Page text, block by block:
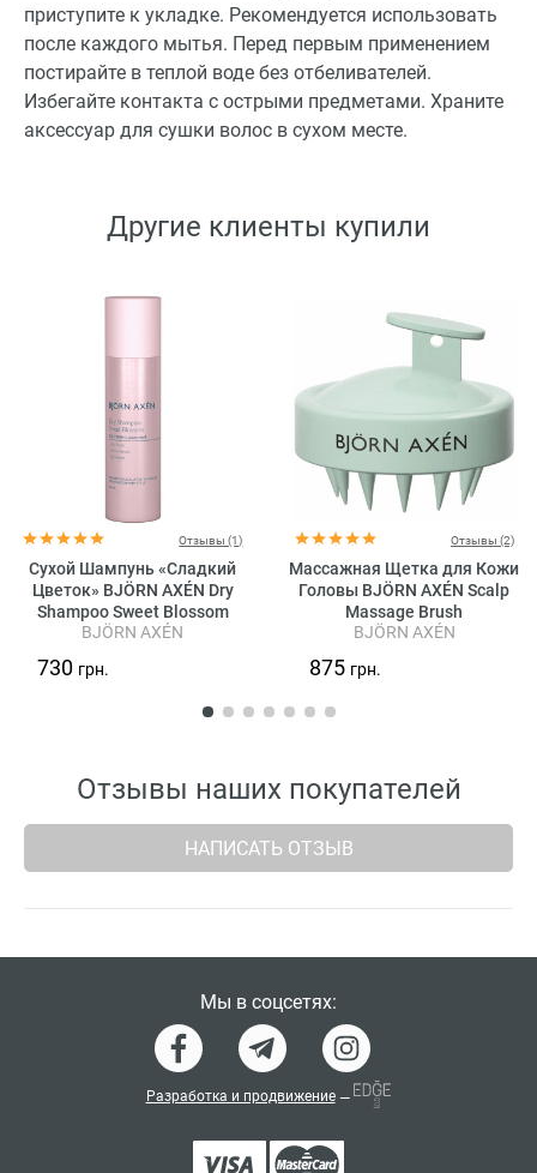
приступите к укладке. Рекомендуется использовать
после каждого мытья. Перед первым применением
постирайте в теплой воде без отбеливателей.
Избегайте контакта с острыми предметами. Храните
аксессуар для сушки волос в сухом месте.
Другие клиенты купили
Отзывы (1)
Сухой Шампунь «Сладкий
Цветок» BJÖRN AXÉN Dry
Shampoo Sweet Blossom
BJÖRN AXÉN
730 грн.
Отзывы (2)
Массажная Щетка для Кожи
Головы BJÖRN AXÉN Scalp
Massage Brush
BJÖRN AXÉN
875 грн.
Отзывы наших покупателей
НАПИСАТЬ ОТЗЫВ
Мы в соцсетях:
Разработка и продвижение —